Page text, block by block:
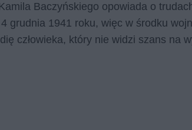
Baczyńskiego opowiada o
grudnia 1941 roku, więc w środku
człowieka, który nie widzi szans na